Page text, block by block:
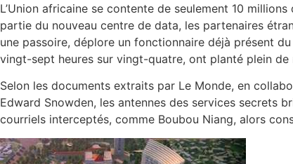
L’Union africaine se contente de seulement 10
partie du nouveau centre de data, les partenaires
une passoire, déplore un fonctionnaire déjà présent
vingt-sept heures sur vingt-quatre, ont planté plein de
Selon les documents extraits par Le Monde, en
Edward Snowden, les antennes des services secrets
courriels interceptés, comme Boubou Niang, alors